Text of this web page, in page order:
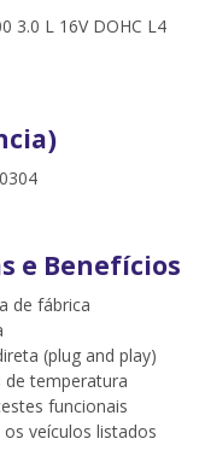
3.0 L 16V DOHC L4
e Benefícios
de fábrica
(plug and play)
de temperatura
funcionais
veículos listados